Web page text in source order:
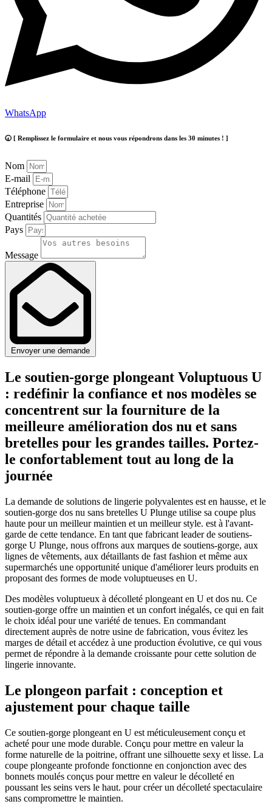
WhatsApp
🕢 [ Remplissez le formulaire et nous vous répondrons dans les 30 minutes ! ]
Nom
E-mail
Téléphone
Entreprise
Quantités
Pays
Message
Envoyer une demande
Le soutien-gorge plongeant Voluptuous U
: redéfinir la confiance et nos modèles se
concentrent sur la fourniture de la
meilleure amélioration dos nu et sans
bretelles pour les grandes tailles. Portez-
le confortablement tout au long de la
journée
La demande de solutions de lingerie polyvalentes est en hausse, et le
soutien-gorge dos nu sans bretelles U Plunge utilise sa coupe plus
haute pour un meilleur maintien et un meilleur style. est à l'avant-
garde de cette tendance. En tant que fabricant leader de soutiens-
gorge U Plunge, nous offrons aux marques de soutiens-gorge, aux
lignes de vêtements, aux détaillants de fast fashion et même aux
supermarchés une opportunité unique d'améliorer leurs produits en
proposant des formes de mode voluptueuses en U.
Des modèles voluptueux à décolleté plongeant en U et dos nu. Ce
soutien-gorge offre un maintien et un confort inégalés, ce qui en fait
le choix idéal pour une variété de tenues. En commandant
directement auprès de notre usine de fabrication, vous évitez les
marges de détail et accédez à une production évolutive, ce qui vous
permet de répondre à la demande croissante pour cette solution de
lingerie innovante.
Le plongeon parfait : conception et
ajustement pour chaque taille
Ce soutien-gorge plongeant en U est méticuleusement conçu et
acheté pour une mode durable. Conçu pour mettre en valeur la
forme naturelle de la poitrine, offrant une silhouette sexy et lisse. La
coupe plongeante profonde fonctionne en conjonction avec des
bonnets moulés conçus pour mettre en valeur le décolleté en
poussant les seins vers le haut. pour créer un décolleté spectaculaire
sans compromettre le maintien.